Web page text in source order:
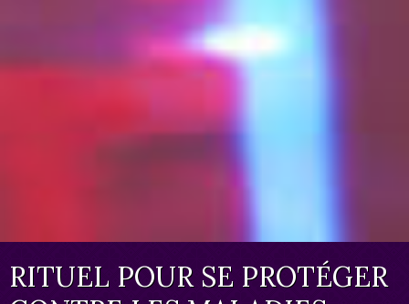
RITUEL POUR SE PROTÉGER